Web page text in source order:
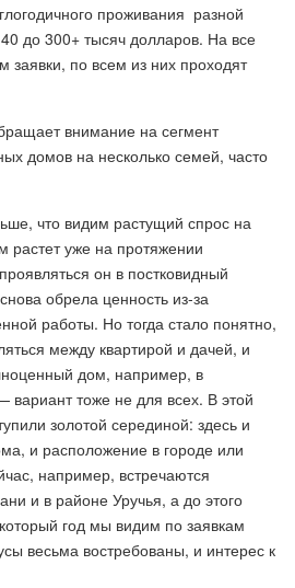
проживания разной
до 300+ тысяч долларов. На все
заявки, по всем из них проходят
внимание на сегмент
домов на несколько семей, часто
что видим растущий спрос на
растет уже на протяжении
он в постковидный
обрела ценность из-за
работы. Но тогда стало понятно,
между квартирой и дачей, и
дом, например, в
тоже не для всех. В этой
золотой серединой: здесь и
и расположение в городе или
например, встречаются
и в районе Уручья, а до этого
год мы видим по заявкам
весьма востребованы, и интерес к